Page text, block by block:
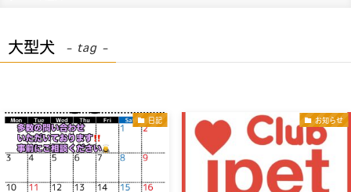
大型犬 – tag –
日記 お知らせ